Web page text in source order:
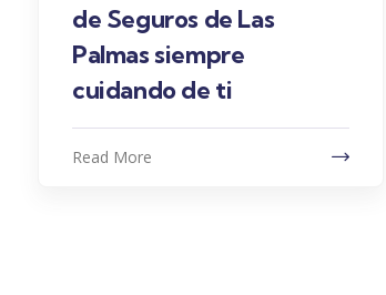
de Seguros de Las
Palmas siempre
cuidando de ti
Read More